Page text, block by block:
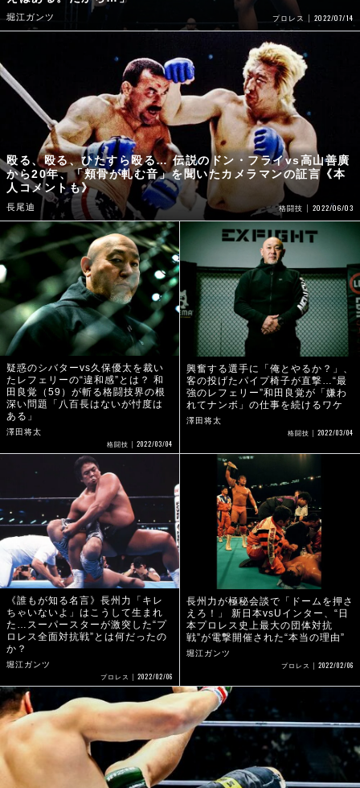
堀江ガンツ プロレス 2022/07/14
殴る、殴る、ひたすら殴る… 伝説のドン・フライvs高山善廣
から20年、「頬骨が軋む音」を聞いたカメラマンの証言《本
人コメントも》
長尾迪 格闘技 2022/06/03
疑惑のシバターvs久保優太を裁い
たレフェリーの“違和感”とは？ 和
田良覚（59）が斬る格闘技界の根
深い問題「八百長はないが忖度は
ある」
澤田将太
格闘技 2022/03/04
興奮する選手に「俺とやるか？」、
客の投げたパイプ椅子が直撃…“最
強のレフェリー”和田良覚が「嫌わ
れてナンボ」の仕事を続けるワケ
澤田将太
格闘技 2022/03/04
《誰もが知る名言》長州力「キレ
ちゃいないよ」はこうして生まれ
た…スーパースターが激突した“プ
ロレス全面対抗戦”とは何だったの
か？
堀江ガンツ
プロレス 2022/02/06
長州力が極秘会談で「ドームを押さ
えろ！」 新日本vsUインター、“日
本プロレス史上最大の団体対抗
戦”が電撃開催された“本当の理由”
堀江ガンツ
プロレス 2022/02/06